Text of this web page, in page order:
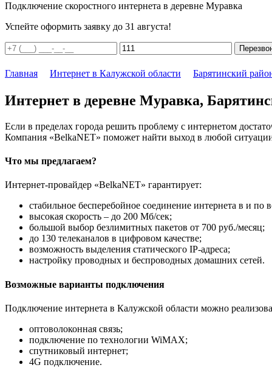
Подключение скоростного интернета в деревне Муравка
Успейте оформить заявку до 31 августа!
Главная Интернет в Калужской области Барятинский
Интернет в деревне Муравка,
Если в пределах города решить проблему с интернетом
Компания «BelkaNET» поможет найти выход в любой
Что мы предлагаем?
Интернет-провайдер «BelkaNET» гарантирует:
стабильное бесперебойное соединение интернета в и по
высокая скорость – до 200 Мб/сек;
большой выбор безлимитных пакетов от 700 руб./месяц;
до 130 телеканалов в цифровом качестве;
возможность выделения статического IP-адреса;
настройку проводных и беспроводных домашних сетей.
Возможные варианты подключения
Подключение интернета в Калужской области можно
оптоволоконная связь;
подключение по технологии WiMAX;
спутниковый интернет;
4G подключение.